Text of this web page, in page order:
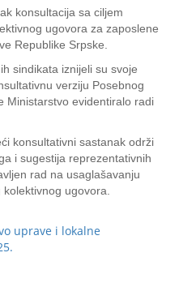
konsultacija sa ciljem
ugovora za zaposlene
Republike Srpske.
sindikata iznijeli su svoje
verziju Posebnog
Ministarstvo evidentiralo radi
konsultativni sastanak održi
i sugestija reprezentativnih
rad na usaglašavanju
ugovora.
uprave i lokalne